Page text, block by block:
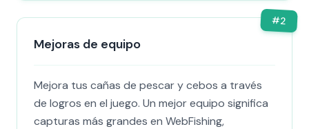
#2
Mejoras de equipo
Mejora tus cañas de pescar y cebos a través
de logros en el juego. Un mejor equipo significa
capturas más grandes en WebFishing,